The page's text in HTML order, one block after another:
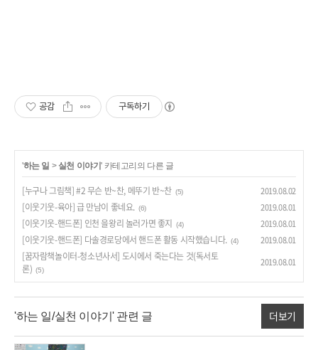
공감 구독하기
'하는 일 > 실천 이야기' 카테고리의 다른 글
[누구나 그림책] #2 무슨 반~찬, 메뚜기 반~찬 (5) 2019.08.02
[이웃기웃-육아] 급 만남이 좋네요. (6) 2019.08.01
[이웃기웃-핸드폰] 인천 을왕리 놀러가면 좋지 (4) 2019.08.01
[이웃기웃-핸드폰] 다솔경로당에서 핸드폰 활동 시작했습니다. (4) 2019.08.01
[꿈자람책놀이터-청소년사서] 도시에서 죽는다는 것(독서토
론) (5)
2019.08.01
'하는 일/실천 이야기' 관련 글 더보기